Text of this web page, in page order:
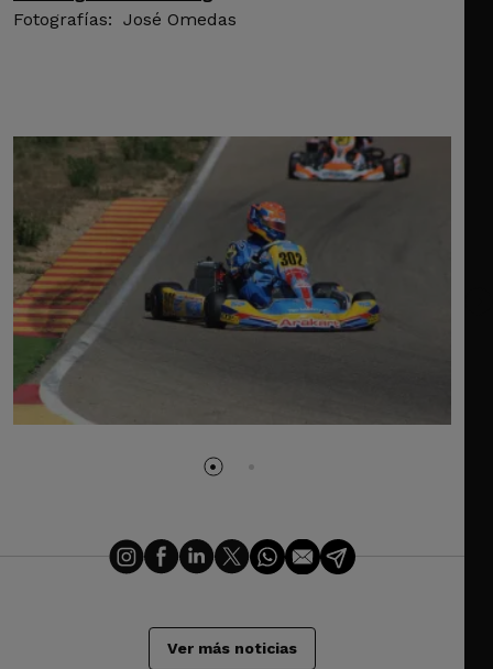
Fotografías: José Omedas
Ver más noticias